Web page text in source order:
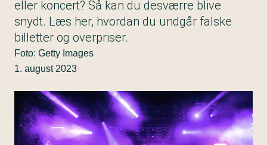
eller koncert? Så kan du desværre blive
snydt. Læs her, hvordan du undgår falske
billetter og overpriser.
Foto: Getty Images
1. august 2023